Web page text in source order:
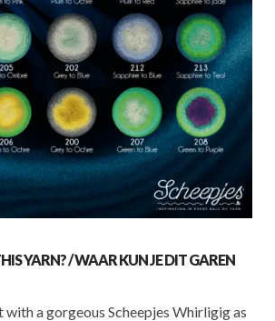
YARN? / WAAR KUN JE DIT GAREN
a gorgeous Scheepjes Whirligig as